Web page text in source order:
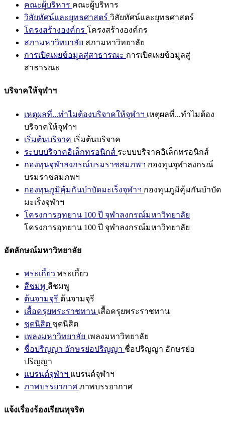
คณะผู้บริหาร คณะผู้บริหาร
วิสัยทัศน์และยุทธศาสตร์ วิสัยทัศน์และยุทธศาสตร์
โครงสร้างองค์กร โครงสร้างองค์กร
สภามหาวิทยาลัย สภามหาวิทยาลัย
การเปิดเผยข้อมูลสู่สาธารณะ การเปิดเผยข้อมูลสู่
สาธารณะ
บริจาคให้จุฬาฯ
เหตุผลที่...ทำไมต้องบริจาคให้จุฬาฯ เหตุผลที่...ทำไมต้อง
บริจาคให้จุฬาฯ
เริ่มต้นบริจาค เริ่มต้นบริจาค
ระบบบริจาคอิเล็กทรอนิกส์ ระบบบริจาคอิเล็กทรอนิกส์
กองทุนจุฬาลงกรณ์บรมราชสมภพฯ กองทุนจุฬาลงกรณ์
บรมราชสมภพฯ
กองทุนภูมิคุ้มกันบำบัดมะเร็งจุฬาฯ กองทุนภูมิคุ้มกันบำบัด
มะเร็งจุฬาฯ
โครงการอุทยาน 100 ปี จุฬาลงกรณ์มหาวิทยาลัย
โครงการอุทยาน 100 ปี จุฬาลงกรณ์มหาวิทยาลัย
อัตลักษณ์มหาวิทยาลัย
พระเกี้ยว พระเกี้ยว
สีชมพู สีชมพู
ต้นจามจุรี ต้นจามจุรี
เสื้อครุยพระราชทาน เสื้อครุยพระราชทาน
ชุดนิสิต ชุดนิสิต
เพลงมหาวิทยาลัย เพลงมหาวิทยาลัย
ชื่อปริญญา อักษรย่อปริญญา ชื่อปริญญา อักษรย่อ
ปริญญา
แบรนด์จุฬาฯ แบรนด์จุฬาฯ
ภาพบรรยากาศ ภาพบรรยากาศ
แจ้งเรื่องร้องเรียนทุจริต